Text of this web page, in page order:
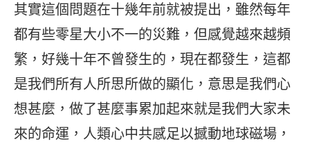
其實這個問題在十幾年前就被提出，雖然每年
都有些零星大小不一的災難，但感覺越來越頻
繁，好幾十年不曾發生的，現在都發生，這都
是我們所有人所思所做的顯化，意思是我們心
想甚麼，做了甚麼事累加起來就是我們大家未
來的命運，人類心中共感足以撼動地球磁場，